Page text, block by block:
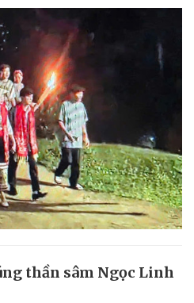
thần sâm Ngọc Linh